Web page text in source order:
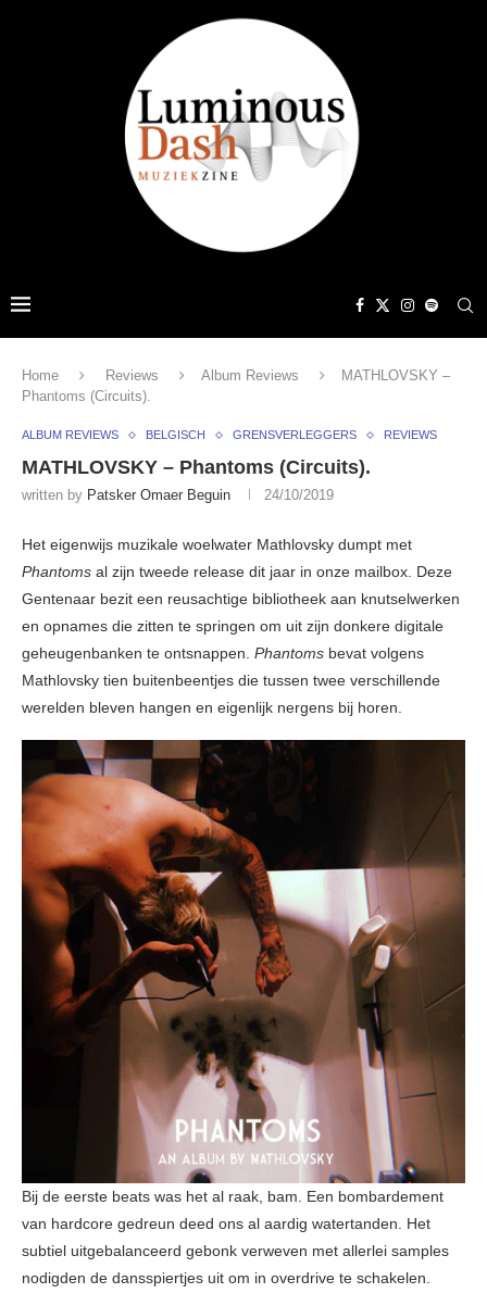
Home Reviews Album Reviews
MATHLOVSKY –
Phantoms (Circuits).
ALBUM REVIEWS BELGISCH GRENSVERLEGGERS REVIEWS
MATHLOVSKY – Phantoms (Circuits).
written by Patsker Omaer Beguin 24/10/2019
Het eigenwijs muzikale woelwater Mathlovsky dumpt met
Phantoms al zijn tweede release dit jaar in onze mailbox. Deze
Gentenaar bezit een reusachtige bibliotheek aan knutselwerken
en opnames die zitten te springen om uit zijn donkere digitale
geheugenbanken te ontsnappen. Phantoms bevat volgens
Mathlovsky tien buitenbeentjes die tussen twee verschillende
werelden bleven hangen en eigenlijk nergens bij horen.
Bij de eerste beats was het al raak, bam. Een bombardement
van hardcore gedreun deed ons al aardig watertanden. Het
subtiel uitgebalanceerd gebonk verweven met allerlei samples
nodigden de dansspiertjes uit om in overdrive te schakelen.